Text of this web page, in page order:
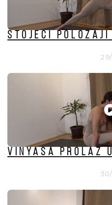
Stojeći položaji
VINYASA PROLAZ